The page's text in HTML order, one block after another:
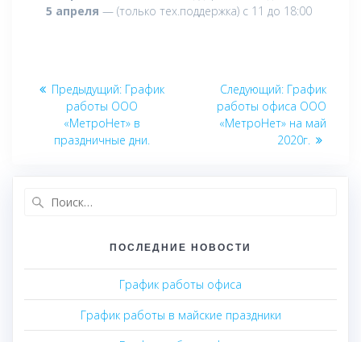
5 апреля — (только тех.поддержка) с 11 до 18:00
Навигация
записям
Предыдущий: Предыдущая
запись:
График
работы ООО
«МетроНет» в
праздничные дни.
Следующий: Следующая
запись:
График
работы офиса ООО
«МетроНет» на май
2020г.
ПОСЛЕДНИЕ НОВОСТИ
График работы офиса
График работы в майские праздники